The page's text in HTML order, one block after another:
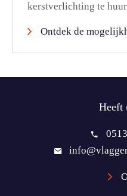
kerstverlichting te
Ontdek de
Heeft